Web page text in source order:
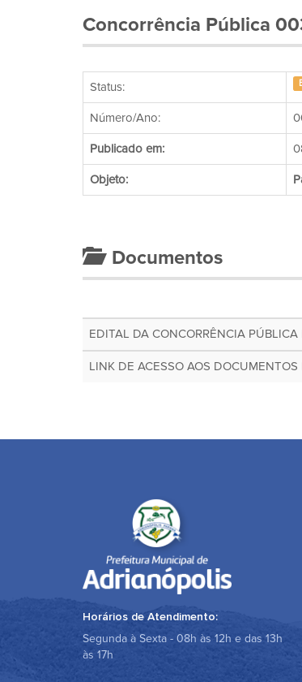
Concorrência Pública
Status:
Número/Ano:
Publicado em:
Objeto:
Documentos
EDITAL DA CONCORRÊNCIA
LINK DE ACESSO AOS
Horários de Atendimento:
Segunda à Sexta - 08h às 12h e das 13h
às 17h